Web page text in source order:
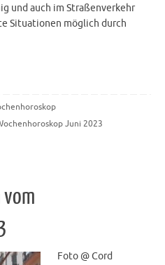
und auch im Straßenverkehr
Situationen möglich durch
Juni 2023
Foto @ Cord